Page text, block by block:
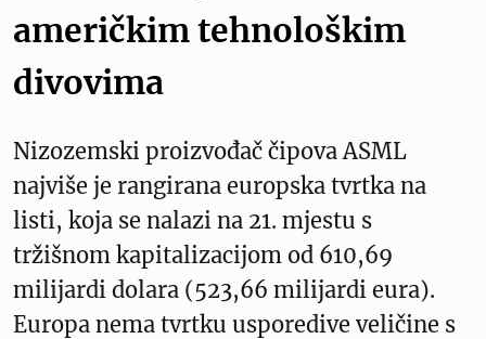
američkim tehnološkim
divovima
Nizozemski proizvođač čipova ASML
najviše je rangirana europska tvrtka na
listi, koja se nalazi na 21. mjestu s
tržišnom kapitalizacijom od 610,69
milijardi dolara (523,66 milijardi eura).
Europa nema tvrtku usporedive veličine s